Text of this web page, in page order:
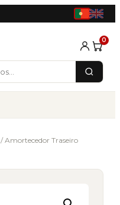
0
/ Amortecedor Traseiro